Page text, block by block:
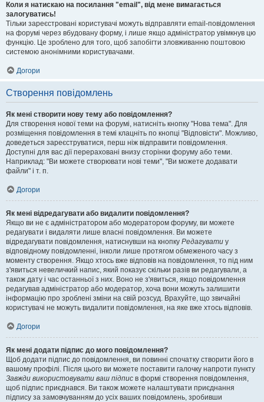
Коли я натискаю на посилання "email", від мене вимагається
залогуватись!
Тільки зареєстровані користувачі можуть відправляти email-повідомлення
на форумі через вбудовану форму, і лише якщо адміністратор увімкнув цю
функцію. Це зроблено для того, щоб запобігти зловживанню поштовою
системою анонімними користувачами.
Догори
Створення повідомлень
Як мені створити нову тему або повідомлення?
Для створення нової теми на форумі, натисніть кнопку "Нова тема". Для
розміщення повідомлення в темі клацніть по кнопці "Відповісти". Можливо,
доведеться зареєструватися, перш ніж відправити повідомлення.
Доступні для вас дії перераховані внизу сторінки форуму або теми.
Наприклад: "Ви можете створювати нові теми", "Ви можете додавати
файли" і т. п.
Догори
Як мені відредагувати або видалити повідомлення?
Якщо ви не є адміністратором або модератором форуму, ви можете
редагувати і видаляти лише власні повідомлення. Ви можете
відредагувати повідомлення, натиснувши на кнопку Редагувати у
відповідному повідомленні, інколи лише протягом обмеженого часу з
моменту створення. Якщо хтось вже відповів на повідомлення, то під ним
з'явиться невеличкий напис, який показує скільки разів ви редагували, а
також дату і час останньої з них. Воно не з'явиться, якщо повідомлення
редагував адміністратор або модератор, хоча вони можуть залишити
інформацію про зроблені зміни на свій розсуд. Врахуйте, що звичайні
користувачі не можуть видалити повідомлення, на яке вже хтось відповів.
Догори
Як мені додати підпис до мого повідомлення?
Щоб додати підпис до повідомлення, ви повинні спочатку створити його в
вашому профілі. Після цього ви можете поставити галочку напроти пункту
Завжди використовувати ваш підпис в формі створення повідомлення,
щоб підпис приєднався. Ви також можете налаштувати приєднання
підпису за замовчуванням до усіх ваших повідомлень, зробивши